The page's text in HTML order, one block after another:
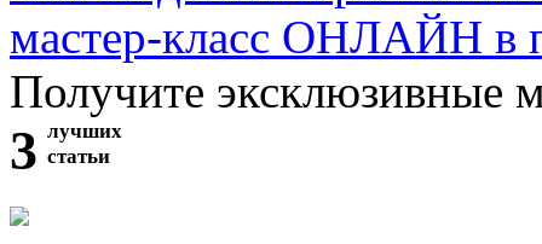
мастер-класс ОНЛАЙН в
Получите эксклюзивные
3 лучших
статьи